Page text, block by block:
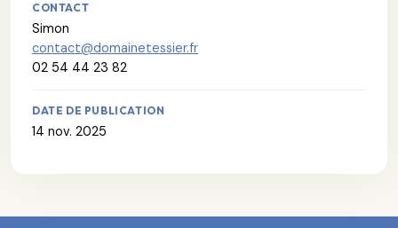
CONTACT
Simon
contact@domainetessier.fr
02 54 44 23 82
DATE DE PUBLICATION
14 nov. 2025